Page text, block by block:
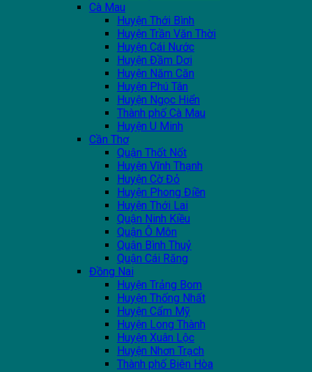
Cà Mau
Huyện Thới Bình
Huyện Trần Văn Thời
Huyện Cái Nước
Huyện Đầm Dơi
Huyện Năm Căn
Huyện Phú Tân
Huyện Ngọc Hiển
Thành phố Cà Mau
Huyện U Minh
Cần Thơ
Quận Thốt Nốt
Huyện Vĩnh Thạnh
Huyện Cờ Đỏ
Huyện Phong Điền
Huyện Thới Lai
Quận Ninh Kiều
Quận Ô Môn
Quận Bình Thuỷ
Quận Cái Răng
Đồng Nai
Huyện Trảng Bom
Huyện Thống Nhất
Huyện Cẩm Mỹ
Huyện Long Thành
Huyện Xuân Lộc
Huyện Nhơn Trạch
Thành phố Biên Hòa